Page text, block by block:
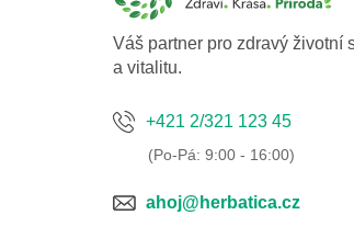
Váš partner pro zdravý životní
a vitalitu.
+421 2/321 123 45
ahoj@herbatica.cz